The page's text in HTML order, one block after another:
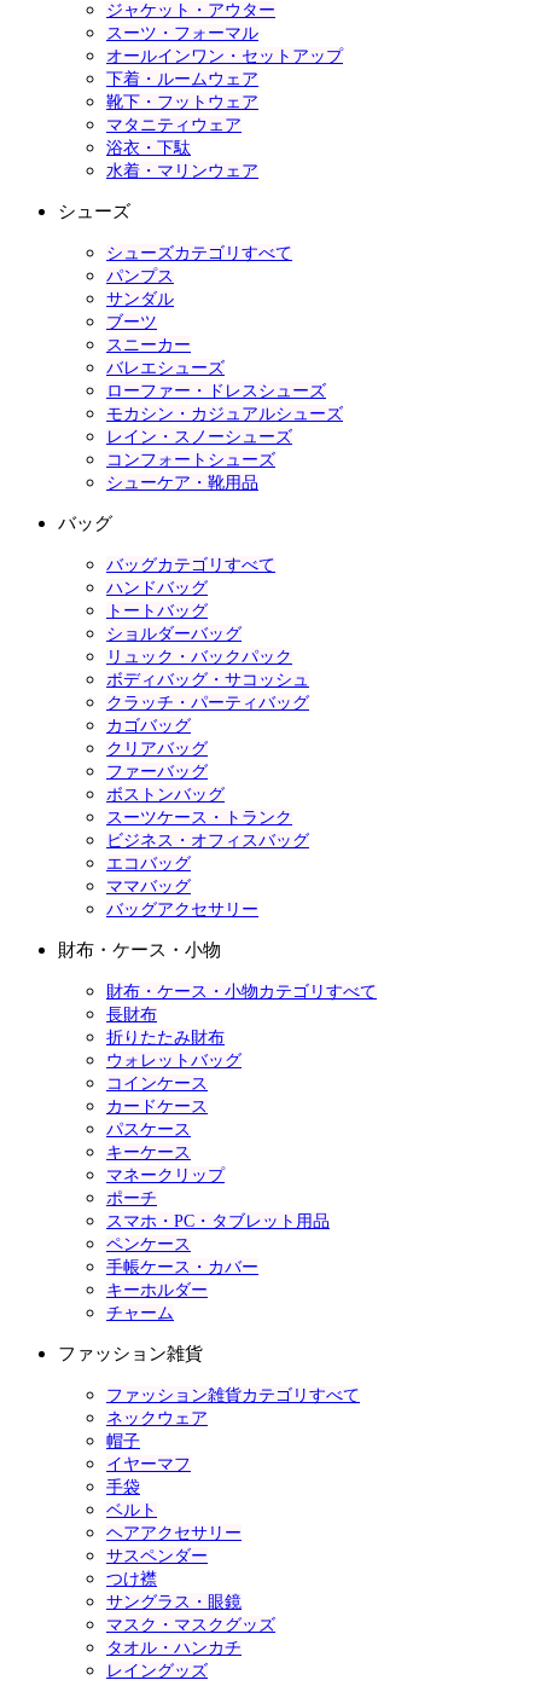
ジャケット・アウター
スーツ・フォーマル
オールインワン・セットアップ
下着・ルームウェア
靴下・フットウェア
マタニティウェア
浴衣・下駄
水着・マリンウェア
シューズ
シューズカテゴリすべて
パンプス
サンダル
ブーツ
スニーカー
バレエシューズ
ローファー・ドレスシューズ
モカシン・カジュアルシューズ
レイン・スノーシューズ
コンフォートシューズ
シューケア・靴用品
バッグ
バッグカテゴリすべて
ハンドバッグ
トートバッグ
ショルダーバッグ
リュック・バックパック
ボディバッグ・サコッシュ
クラッチ・パーティバッグ
カゴバッグ
クリアバッグ
ファーバッグ
ボストンバッグ
スーツケース・トランク
ビジネス・オフィスバッグ
エコバッグ
ママバッグ
バッグアクセサリー
財布・ケース・小物
財布・ケース・小物カテゴリすべて
長財布
折りたたみ財布
ウォレットバッグ
コインケース
カードケース
パスケース
キーケース
マネークリップ
ポーチ
スマホ・PC・タブレット用品
ペンケース
手帳ケース・カバー
キーホルダー
チャーム
ファッション雑貨
ファッション雑貨カテゴリすべて
ネックウェア
帽子
イヤーマフ
手袋
ベルト
ヘアアクセサリー
サスペンダー
つけ襟
サングラス・眼鏡
マスク・マスクグッズ
タオル・ハンカチ
レイングッズ